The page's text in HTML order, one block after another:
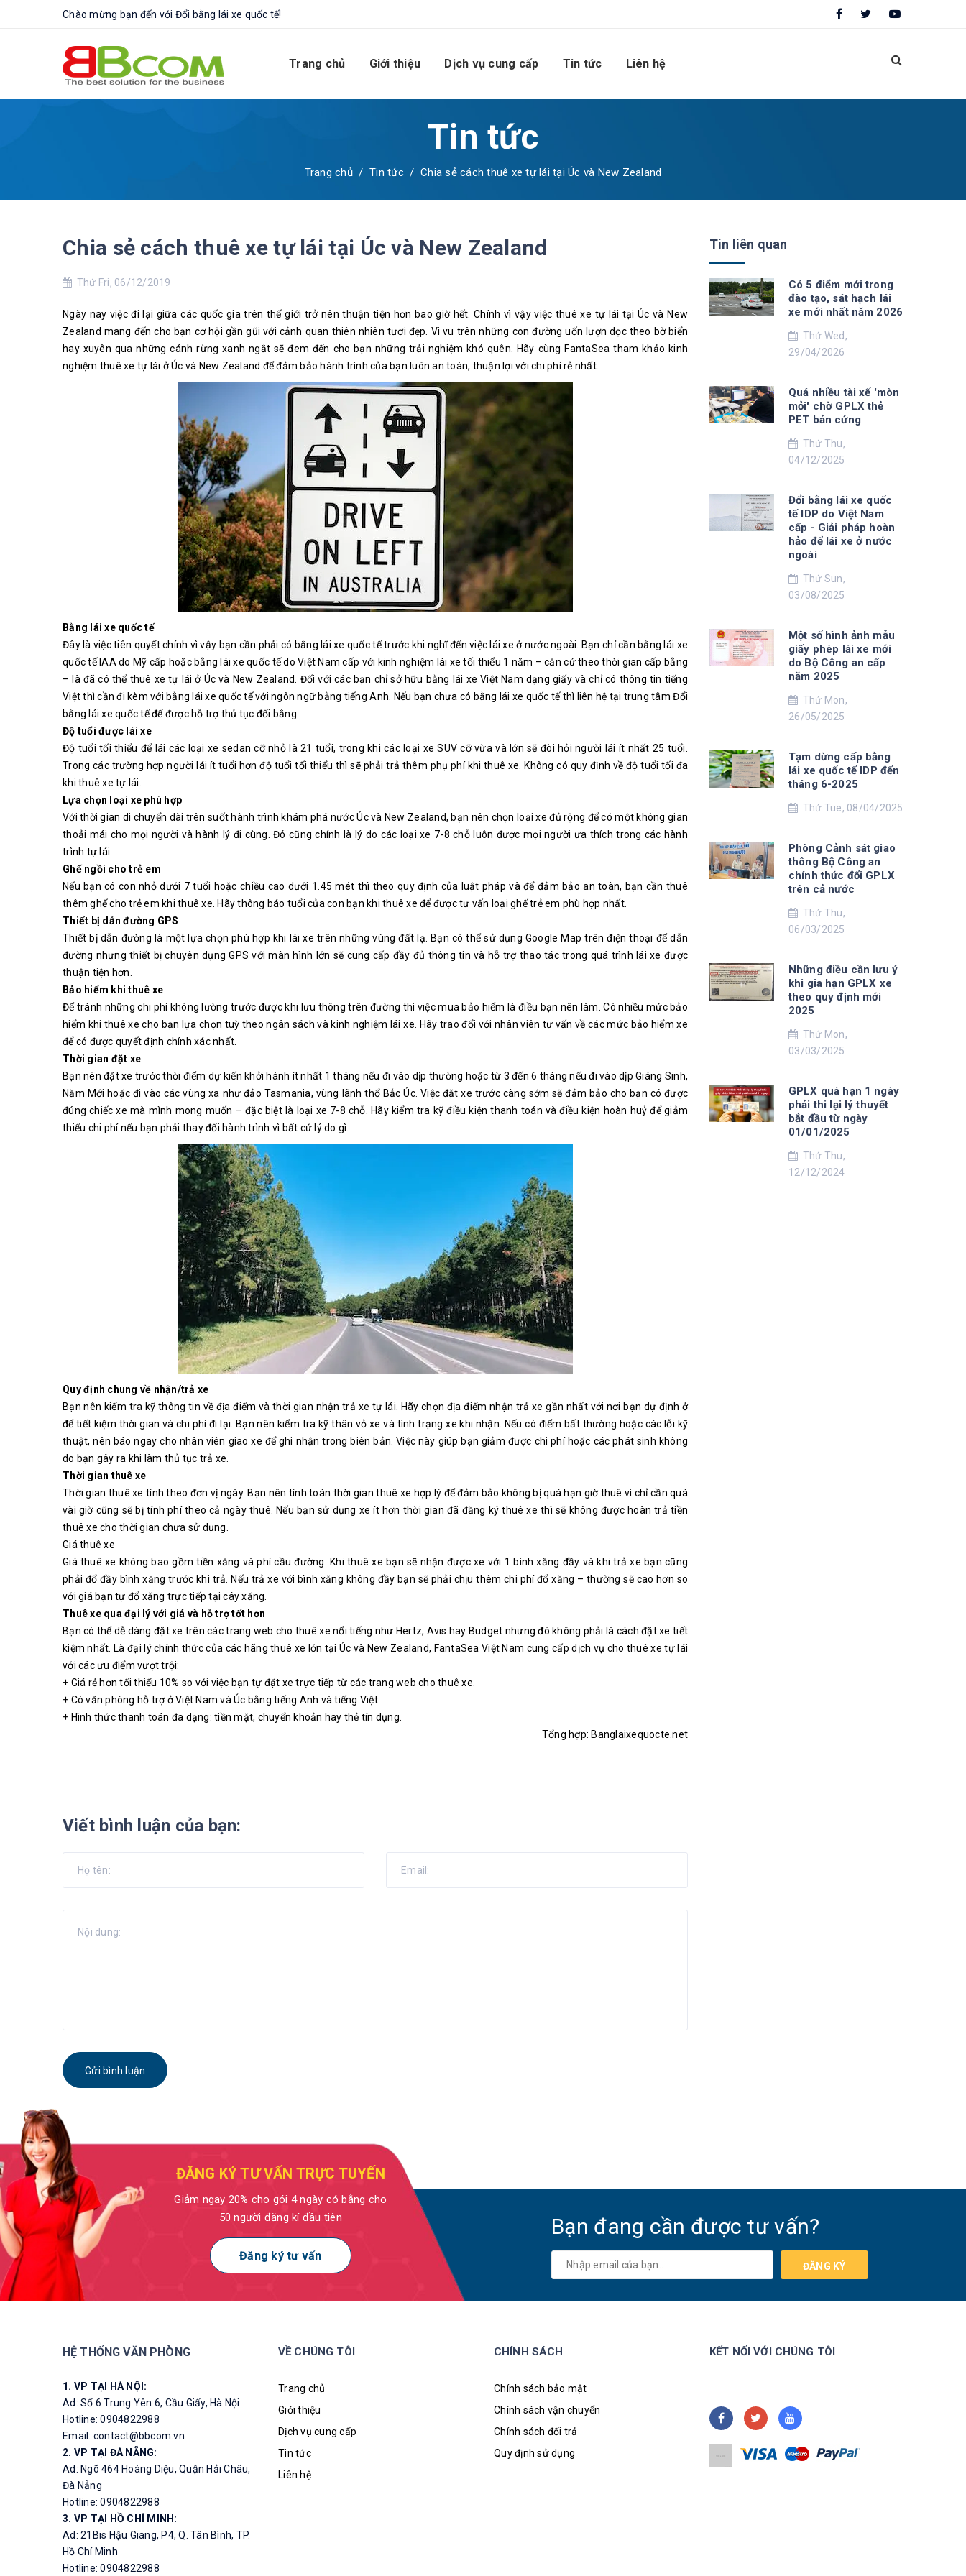
Chào mừng bạn đến với Đổi bằng lái xe quốc tế!
Trang chủ Giới thiệu Dịch vụ cung cấp Tin tức Liên hệ
Tin tức
Trang chủ / Tin tức / Chia sẻ cách thuê xe tự lái tại Úc và New Zealand
Chia sẻ cách thuê xe tự lái tại Úc và New Zealand
Thứ Fri, 06/12/2019
Ngày nay việc đi lại giữa các quốc gia trên thế giới trở nên thuận tiện hơn bao giờ hết. Chính vì vậy việc thuê xe tự lái tại Úc và New
Zealand mang đến cho bạn cơ hội gần gũi với cảnh quan thiên nhiên tươi đẹp. Vi vu trên những con đường uốn lượn dọc theo bờ biển
hay xuyên qua những cánh rừng xanh ngắt sẽ đem đến cho bạn những trải nghiệm khó quên. Hãy cùng FantaSea tham khảo kinh
nghiệm thuê xe tự lái ở Úc và New Zealand để đảm bảo hành trình của bạn luôn an toàn, thuận lợi với chi phí rẻ nhất.
Bằng lái xe quốc tế
Đây là việc tiên quyết chính vì vậy bạn cần phải có bằng lái xe quốc tế trước khi nghĩ đến việc lái xe ở nước ngoài. Bạn chỉ cần bằng lái xe
quốc tế IAA do Mỹ cấp hoặc bằng lái xe quốc tế do Việt Nam cấp với kinh nghiệm lái xe tối thiểu 1 năm – căn cứ theo thời gian cấp bằng
– là đã có thể thuê xe tự lái ở Úc và New Zealand. Đối với các bạn chỉ sở hữu bằng lái xe Việt Nam dạng giấy và chỉ có thông tin tiếng
Việt thì cần đi kèm với bằng lái xe quốc tế với ngôn ngữ bằng tiếng Anh. Nếu bạn chưa có bằng lái xe quốc tế thì liên hệ tại trung tâm Đổi
bằng lái xe quốc tế để được hỗ trợ thủ tục đổi bằng.
Độ tuổi được lái xe
Độ tuổi tối thiểu để lái các loại xe sedan cỡ nhỏ là 21 tuổi, trong khi các loại xe SUV cỡ vừa và lớn sẽ đòi hỏi người lái ít nhất 25 tuổi.
Trong các trường hợp người lái ít tuổi hơn độ tuổi tối thiểu thì sẽ phải trả thêm phụ phí khi thuê xe. Không có quy định về độ tuổi tối đa
khi thuê xe tự lái.
Lựa chọn loại xe phù hợp
Với thời gian di chuyển dài trên suốt hành trình khám phá nước Úc và New Zealand, bạn nên chọn loại xe đủ rộng để có một không gian
thoải mái cho mọi người và hành lý đi cùng. Đó cũng chính là lý do các loại xe 7-8 chỗ luôn được mọi người ưa thích trong các hành
trình tự lái.
Ghế ngồi cho trẻ em
Nếu bạn có con nhỏ dưới 7 tuổi hoặc chiều cao dưới 1.45 mét thì theo quy định của luật pháp và để đảm bảo an toàn, bạn cần thuê
thêm ghế cho trẻ em khi thuê xe. Hãy thông báo tuổi của con bạn khi thuê xe để được tư vấn loại ghế trẻ em phù hợp nhất.
Thiết bị dẫn đường GPS
Thiết bị dẫn đường là một lựa chọn phù hợp khi lái xe trên những vùng đất lạ. Bạn có thể sử dụng Google Map trên điện thoại để dẫn
đường nhưng thiết bị chuyên dụng GPS với màn hình lớn sẽ cung cấp đầy đủ thông tin và hỗ trợ thao tác trong quá trình lái xe được
thuận tiện hơn.
Bảo hiểm khi thuê xe
Để tránh những chi phí không lường trước được khi lưu thông trên đường thì việc mua bảo hiểm là điều bạn nên làm. Có nhiều mức bảo
hiểm khi thuê xe cho bạn lựa chọn tuỳ theo ngân sách và kinh nghiệm lái xe. Hãy trao đổi với nhân viên tư vấn về các mức bảo hiểm xe
để có được quyết định chính xác nhất.
Thời gian đặt xe
Bạn nên đặt xe trước thời điểm dự kiến khởi hành ít nhất 1 tháng nếu đi vào dịp thường hoặc từ 3 đến 6 tháng nếu đi vào dịp Giáng Sinh,
Năm Mới hoặc đi vào các vùng xa như đảo Tasmania, vùng lãnh thổ Bắc Úc. Việc đặt xe trước càng sớm sẽ đảm bảo cho bạn có được
đúng chiếc xe mà mình mong muốn – đặc biệt là loại xe 7-8 chỗ. Hãy kiểm tra kỹ điều kiện thanh toán và điều kiện hoàn huỷ để giảm
thiểu chi phí nếu bạn phải thay đổi hành trình vì bất cứ lý do gì.
Quy định chung về nhận/trả xe
Bạn nên kiểm tra kỹ thông tin về địa điểm và thời gian nhận trả xe tự lái. Hãy chọn địa điểm nhận trả xe gần nhất với nơi bạn dự định ở
để tiết kiệm thời gian và chi phí đi lại. Bạn nên kiểm tra kỹ thân vỏ xe và tình trạng xe khi nhận. Nếu có điểm bất thường hoặc các lỗi kỹ
thuật, nên báo ngay cho nhân viên giao xe để ghi nhận trong biên bản. Việc này giúp bạn giảm được chi phí hoặc các phát sinh không
do bạn gây ra khi làm thủ tục trả xe.
Thời gian thuê xe
Thời gian thuê xe tính theo đơn vị ngày. Bạn nên tính toán thời gian thuê xe hợp lý để đảm bảo không bị quá hạn giờ thuê vì chỉ cần quá
vài giờ cũng sẽ bị tính phí theo cả ngày thuê. Nếu bạn sử dụng xe ít hơn thời gian đã đăng ký thuê xe thì sẽ không được hoàn trả tiền
thuê xe cho thời gian chưa sử dụng.
Giá thuê xe
Giá thuê xe không bao gồm tiền xăng và phí cầu đường. Khi thuê xe bạn sẽ nhận được xe với 1 bình xăng đầy và khi trả xe bạn cũng
phải đổ đầy bình xăng trước khi trả. Nếu trả xe với bình xăng không đầy bạn sẽ phải chịu thêm chi phí đổ xăng – thường sẽ cao hơn so
với giá bạn tự đổ xăng trực tiếp tại cây xăng.
Thuê xe qua đại lý với giá và hỗ trợ tốt hơn
Bạn có thể dễ dàng đặt xe trên các trang web cho thuê xe nổi tiếng như Hertz, Avis hay Budget nhưng đó không phải là cách đặt xe tiết
kiệm nhất. Là đại lý chính thức của các hãng thuê xe lớn tại Úc và New Zealand, FantaSea Việt Nam cung cấp dịch vụ cho thuê xe tự lái
với các ưu điểm vượt trội:
+ Giá rẻ hơn tối thiểu 10% so với việc bạn tự đặt xe trực tiếp từ các trang web cho thuê xe.
+ Có văn phòng hỗ trợ ở Việt Nam và Úc bằng tiếng Anh và tiếng Việt.
+ Hình thức thanh toán đa dạng: tiền mặt, chuyển khoản hay thẻ tín dụng.
Tổng hợp: Banglaixequocte.net
Viết bình luận của bạn:
Gửi bình luận
Tin liên quan
Có 5 điểm mới trong
đào tạo, sát hạch lái
xe mới nhất năm 2026
Thứ Wed,
29/04/2026
Quá nhiều tài xế 'mòn
mỏi' chờ GPLX thẻ
PET bản cứng
Thứ Thu,
04/12/2025
Đổi bằng lái xe quốc
tế IDP do Việt Nam
cấp - Giải pháp hoàn
hảo để lái xe ở nước
ngoài
Thứ Sun,
03/08/2025
Một số hình ảnh mẫu
giấy phép lái xe mới
do Bộ Công an cấp
năm 2025
Thứ Mon,
26/05/2025
Tạm dừng cấp bằng
lái xe quốc tế IDP đến
tháng 6-2025
Thứ Tue, 08/04/2025
Phòng Cảnh sát giao
thông Bộ Công an
chính thức đổi GPLX
trên cả nước
Thứ Thu,
06/03/2025
Những điều cần lưu ý
khi gia hạn GPLX xe
theo quy định mới
2025
Thứ Mon,
03/03/2025
GPLX quá hạn 1 ngày
phải thi lại lý thuyết
bắt đầu từ ngày
01/01/2025
Thứ Thu,
12/12/2024
ĐĂNG KÝ TƯ VẤN TRỰC TUYẾN
Giảm ngay 20% cho gói 4 ngày có bằng cho
50 người đăng kí đầu tiên
Đăng ký tư vấn
Bạn đang cần được tư vấn?
ĐĂNG KÝ
HỆ THỐNG VĂN PHÒNG
1. VP TẠI HÀ NỘI:
Ad: Số 6 Trung Yên 6, Cầu Giấy, Hà Nội
Hotline: 0904822988
Email: contact@bbcom.vn
2. VP TẠI ĐÀ NẴNG:
Ad: Ngõ 464 Hoàng Diệu, Quận Hải Châu,
Đà Nẵng
Hotline: 0904822988
3. VP TẠI HỒ CHÍ MINH:
Ad: 21Bis Hậu Giang, P4, Q. Tân Bình, TP.
Hồ Chí Minh
Hotline: 0904822988
VỀ CHÚNG TÔI
Trang chủ
Giới thiệu
Dịch vụ cung cấp
Tin tức
Liên hệ
CHÍNH SÁCH
Chính sách bảo mật
Chính sách vận chuyển
Chính sách đổi trả
Quy định sử dụng
KẾT NỐI VỚI CHÚNG TÔI